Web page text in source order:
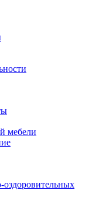
мебели
оздоровительных